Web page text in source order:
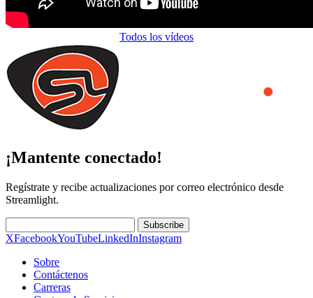
Todos los vídeos
¡Mantente conectado!
Regístrate y recibe actualizaciones por correo electrónico desde
Streamlight.
Subscribe
XFacebookYouTubeLinkedInInstagram
Sobre
Contáctenos
Carreras